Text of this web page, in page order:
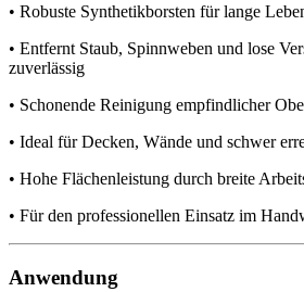
• Robuste Synthetikborsten für lange
• Entfernt Staub, Spinnweben und lose
zuverlässig
• Schonende Reinigung empfindlicher
• Ideal für Decken, Wände und schwer
• Hohe Flächenleistung durch breite
• Für den professionellen Einsatz im
Anwendung